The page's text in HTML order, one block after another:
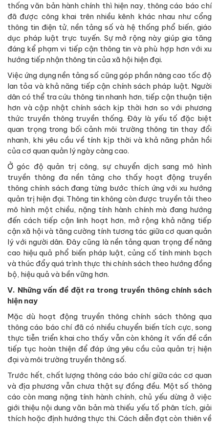
thống văn bản hành chính thì hiện nay, thông cáo báo chí
đã được công khai trên nhiều kênh khác nhau như cổng
thông tin điện tử, nền tảng số và hệ thống phổ biến, giáo
dục pháp luật trực tuyến. Sự mở rộng này giúp gia tăng
đáng kể phạm vi tiếp cận thông tin và phù hợp hơn với xu
hướng tiếp nhận thông tin của xã hội hiện đại.
Việc ứng dụng nền tảng số cũng góp phần nâng cao tốc độ
lan tỏa và khả năng tiếp cận chính sách pháp luật. Người
dân có thể tra cứu thông tin nhanh hơn, tiếp cận thuận tiện
hơn và cập nhật chính sách kịp thời hơn so với phương
thức truyền thông truyền thống. Đây là yếu tố đặc biệt
quan trọng trong bối cảnh môi trường thông tin thay đổi
nhanh, khi yêu cầu về tính kịp thời và khả năng phản hồi
của cơ quan quản lý ngày càng cao.
Ở góc độ quản trị công, sự chuyển dịch sang mô hình
truyền thông đa nền tảng cho thấy hoạt động truyền
thông chính sách đang từng bước thích ứng với xu hướng
quản trị hiện đại. Thông tin không còn được truyền tải theo
mô hình một chiều, nặng tính hành chính mà đang hướng
đến cách tiếp cận linh hoạt hơn, mở rộng khả năng tiếp
cận xã hội và tăng cường tính tương tác giữa cơ quan quản
lý với người dân. Đây cũng là nền tảng quan trọng để nâng
cao hiệu quả phổ biến pháp luật, củng cố tính minh bạch
và thúc đẩy quá trình thực thi chính sách theo hướng đồng
bộ, hiệu quả và bền vững hơn.
V. Những vấn đề đặt ra trong truyền thông chính sách
hiện nay
Mặc dù hoạt động truyền thông chính sách thông qua
thông cáo báo chí đã có nhiều chuyển biến tích cực, song
thực tiễn triển khai cho thấy vẫn còn không ít vấn đề cần
tiếp tục hoàn thiện để đáp ứng yêu cầu của quản trị hiện
đại và môi trường truyền thông số.
Trước hết, chất lượng thông cáo báo chí giữa các cơ quan
và địa phương vẫn chưa thật sự đồng đều. Một số thông
cáo còn mang nặng tính hành chính, chủ yếu dừng ở việc
giới thiệu nội dung văn bản mà thiếu yếu tố phân tích, giải
thích hoặc định hướng thực thi. Cách diễn đạt còn thiên về